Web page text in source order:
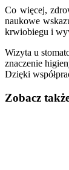
Co więcej,
naukowe
krwiobiegu i
Wizyta u
znaczenie
Dzięki
Zobacz